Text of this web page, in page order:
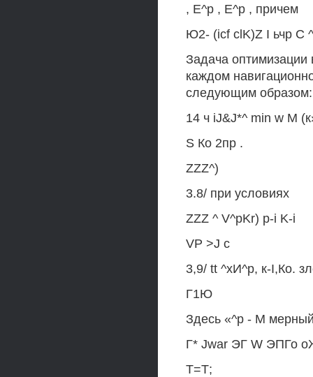
, Е^р , Е^р , причем
Ю2- (icf clK)Z I ьчр С
Задача
каждом
следующим образом:
14 ч iJ&J*^ min w М
S Ко 2пр .
ZZZ^)
3.8/ при условиях
ZZZ ^ V^pKr) p-i K-i
VP >J с
3,9/ tt ^хИ^р, к-I,Ко.
Г1Ю
Здесь «^р - М
Г* Jwar ЭГ W ЭПГо
Т=Т;